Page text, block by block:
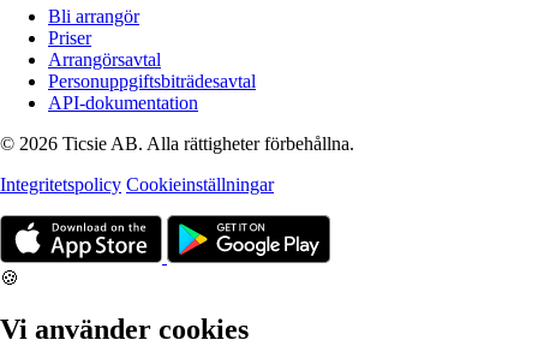
Bli arrangör
Priser
Arrangörsavtal
Personuppgiftsbiträdesavtal
API-dokumentation
© 2026 Ticsie AB. Alla rättigheter förbehållna.
Integritetspolicy Cookieinställningar
🍪
Vi använder cookies